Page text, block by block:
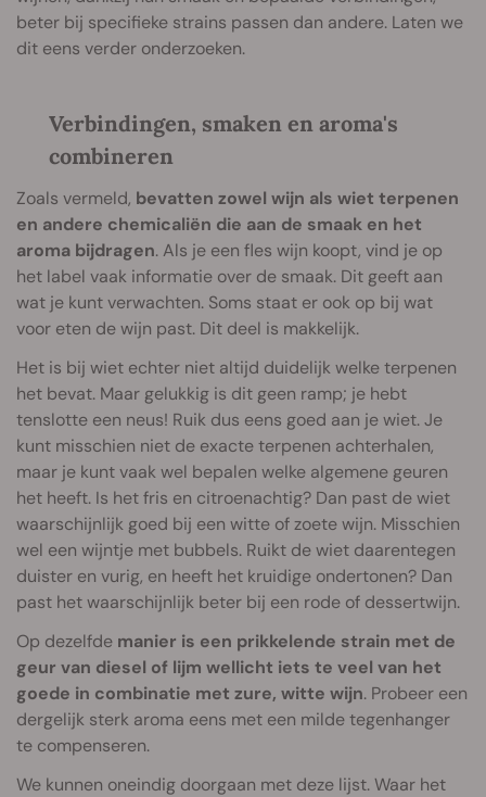
beter bij specifieke strains passen dan andere. Laten we
dit eens verder onderzoeken.
Verbindingen, smaken en aroma's
combineren
Zoals vermeld, bevatten zowel wijn als wiet terpenen
en andere chemicaliën die aan de smaak en het
aroma bijdragen. Als je een fles wijn koopt, vind je op
het label vaak informatie over de smaak. Dit geeft aan
wat je kunt verwachten. Soms staat er ook op bij wat
voor eten de wijn past. Dit deel is makkelijk.
Het is bij wiet echter niet altijd duidelijk welke terpenen
het bevat. Maar gelukkig is dit geen ramp; je hebt
tenslotte een neus! Ruik dus eens goed aan je wiet. Je
kunt misschien niet de exacte terpenen achterhalen,
maar je kunt vaak wel bepalen welke algemene geuren
het heeft. Is het fris en citroenachtig? Dan past de wiet
waarschijnlijk goed bij een witte of zoete wijn. Misschien
wel een wijntje met bubbels. Ruikt de wiet daarentegen
duister en vurig, en heeft het kruidige ondertonen? Dan
past het waarschijnlijk beter bij een rode of dessertwijn.
Op dezelfde manier is een prikkelende strain met de
geur van diesel of lijm wellicht iets te veel van het
goede in combinatie met zure, witte wijn. Probeer een
dergelijk sterk aroma eens met een milde tegenhanger
te compenseren.
We kunnen oneindig doorgaan met deze lijst. Waar het